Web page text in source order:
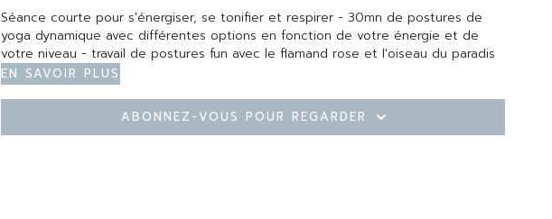
Séance courte pour s'énergiser, se tonifier et respirer - 30mn de postures de
yoga dynamique avec différentes options en fonction de votre énergie et de
votre niveau - travail de postures fun avec le flamand rose et l'oiseau du paradis
En savoir plus
Abonnez-vous pour regarder